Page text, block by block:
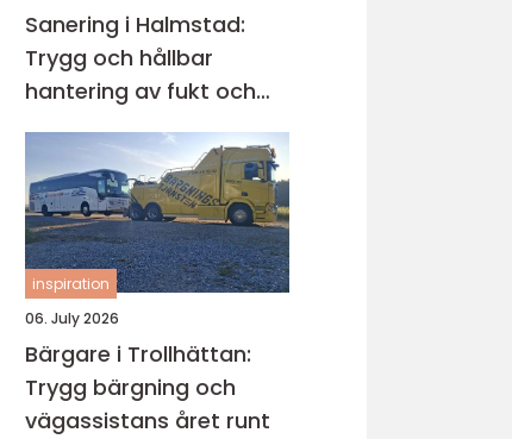
Sanering i Halmstad:
Trygg och hållbar
hantering av fukt och
skador
inspiration
06. July 2026
Bärgare i Trollhättan:
Trygg bärgning och
vägassistans året runt